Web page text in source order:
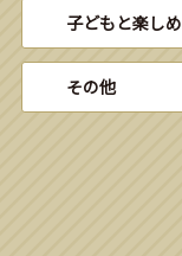
子どもと楽し
その他